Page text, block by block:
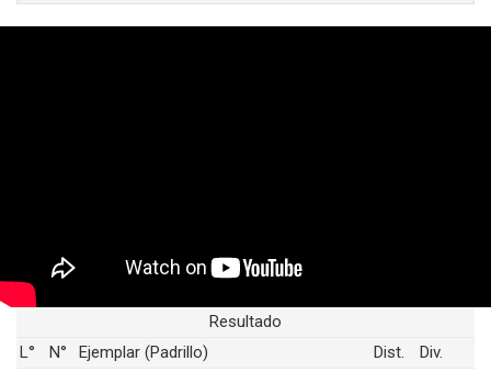
Resultado
L°
N° Ejemplar (Padrillo) Dist.
Div.